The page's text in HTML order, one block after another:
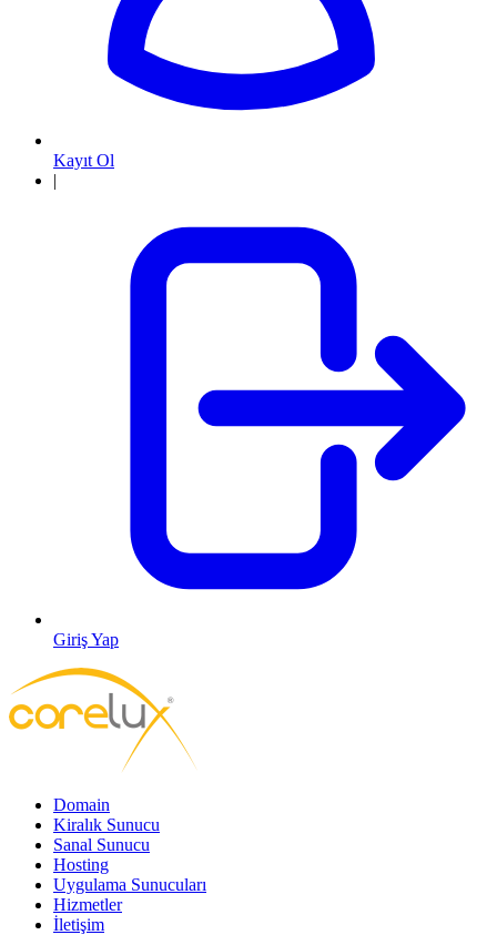
Kayıt Ol
|
Giriş Yap
Domain
Kiralık Sunucu
Sanal Sunucu
Hosting
Uygulama Sunucuları
Hizmetler
İletişim